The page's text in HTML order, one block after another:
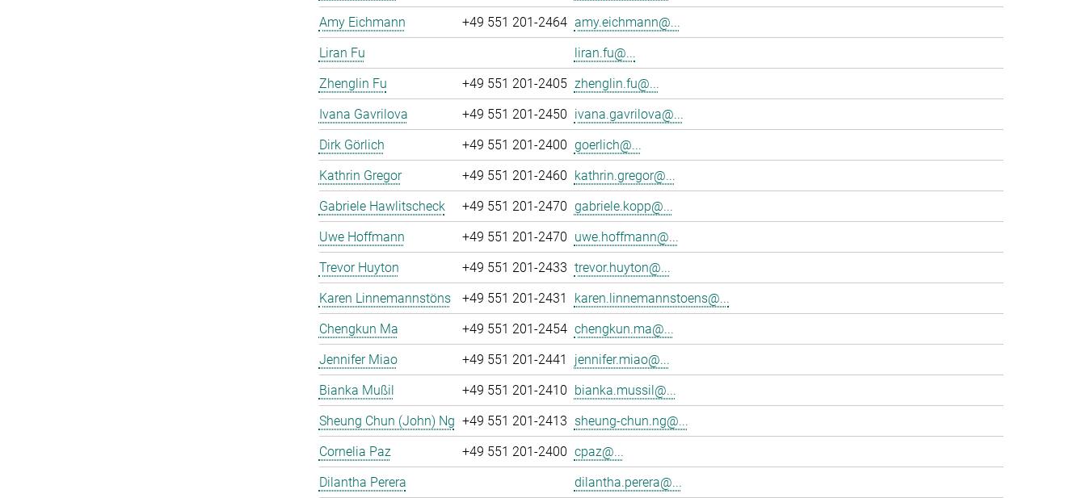
Amy Eichmann
+49 551 201-2464 amy.eichmann@...
Liran Fu
liran.fu@...
Zhenglin Fu
+49 551 201-2405 zhenglin.fu@...
Ivana Gavrilova
+49 551 201-2450 ivana.gavrilova@...
Dirk Görlich
+49 551 201-2400 goerlich@...
Kathrin Gregor
+49 551 201-2460 kathrin.gregor@...
Gabriele Hawlitscheck
+49 551 201-2470 gabriele.kopp@...
Uwe Hoffmann
+49 551 201-2470 uwe.hoffmann@...
Trevor Huyton
+49 551 201-2433 trevor.huyton@...
Karen Linnemannstöns
+49 551 201-2431
karen.linnemannstoens@...
Chengkun Ma
+49 551 201-2454 chengkun.ma@...
Jennifer Miao
+49 551 201-2441
jennifer.miao@...
Bianka Mußil
+49 551 201-2410 bianka.mussil@...
Sheung Chun (John) Ng +49 551 201-2413 sheung-chun.ng@...
Cornelia Paz
+49 551 201-2400 cpaz@...
Dilantha Perera
dilantha.perera@...